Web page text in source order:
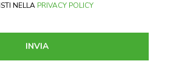
NELLA PRIVACY POLICY